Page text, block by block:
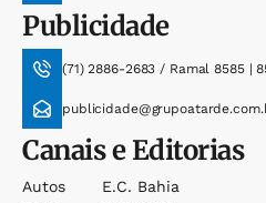
Publicidade
(71) 2886-2683 / Ramal 8585 |
Canais e Editorias
Autos
E.c. Bahia